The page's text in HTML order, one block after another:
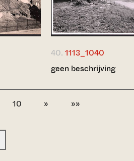
40. 1113_1040
geen beschrijving
10 » »»